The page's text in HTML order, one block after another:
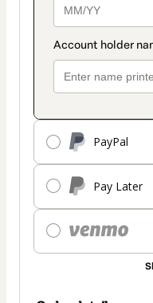
PayPal
Pay Later